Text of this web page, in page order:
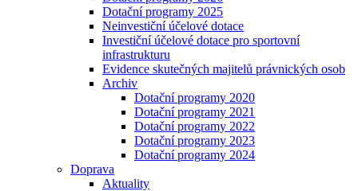
Dotační programy 2025
Neinvestiční účelové dotace
Investiční účelové dotace pro sportovní
infrastrukturu
Evidence skutečných majitelů právnických osob
Archiv
Dotační programy 2020
Dotační programy 2021
Dotační programy 2022
Dotační programy 2023
Dotační programy 2024
Doprava
Aktuality